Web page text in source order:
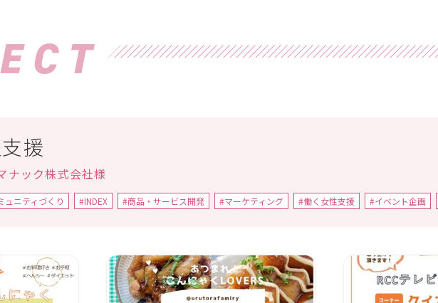
援
ナック株式会社様
ュニティづくり #INDEX #商品・サービス開発 #マーケティング #働く女性支援 #イベント企画